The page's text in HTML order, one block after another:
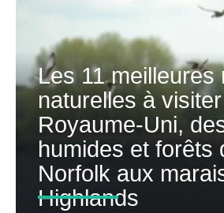
Les 11 meilleures
naturelles à
Royaume-Uni,
humides et forêts
Norfolk aux
Highlands